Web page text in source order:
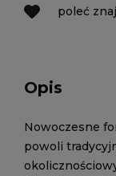
poleć
Opis
Nowoczesne
powoli